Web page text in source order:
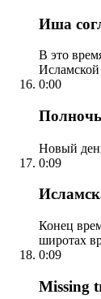
Иша
В это
0:00
Полночь
0:09
Конец
широтах
0:09
Missing